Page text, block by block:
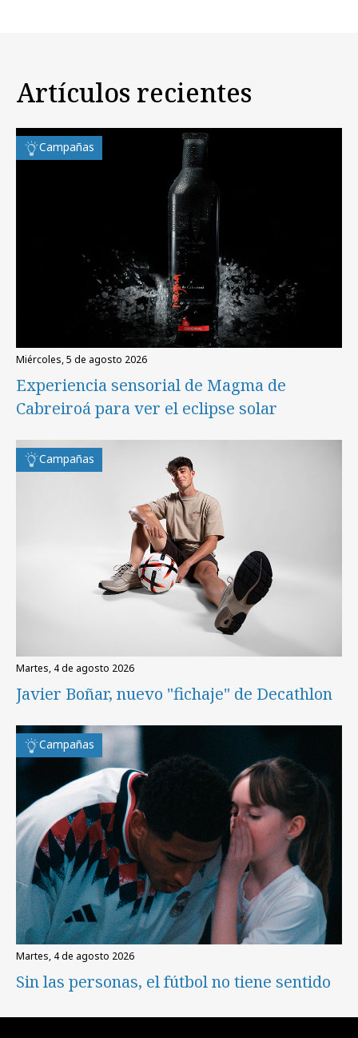
Artículos recientes
Campañas
miércoles, 5 de agosto 2026
Experiencia sensorial de Magma de
Cabreiroá para ver el eclipse solar
Campañas
martes, 4 de agosto 2026
Javier Boñar, nuevo "fichaje" de Decathlon
Campañas
martes, 4 de agosto 2026
Sin las personas, el fútbol no tiene sentido